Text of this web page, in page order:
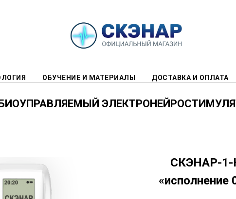
ОБУЧЕНИЕ И МАТЕРИАЛЫ ДОСТАВКА И ОПЛАТА
СКЭНАР-
«исполнение